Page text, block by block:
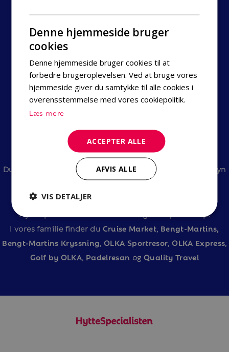
Ring til os på 78 72 24 02
Hyttespecialisten
Information
Inden ferien
Kategorier
Tilmeld dig vores nyhedsbrev
Du finder os på Romstadsvägen 2 i Karlstad og i Gröna Byn
500 i Lindvallen, Sälen.
Hyttespecialisten er en del af Magic Carpet Group.
I vores familie finder du Cruise Market, Bengt-Martins,
Bengt-Martins Kryssning,OLKA Sportresor,OLKA Express,
Golf by OLKA, Padelresan ogQuality Travel
Denne hjemmeside bruger
cookies
Denne hjemmeside bruger cookies til at
forbedre brugeroplevelsen. Ved at bruge vores
hjemmeside giver du samtykke til alle cookies i
overensstemmelse med vores cookiepolitik.
Læs mere
ACCEPTER ALLE
AFVIS ALLE
VIS DETALJER